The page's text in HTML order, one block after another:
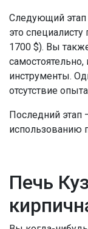
Следующий этап
это специалисту
1700 $). Вы
инструменты.
отсутствие
Последний этап
использованию
Печь